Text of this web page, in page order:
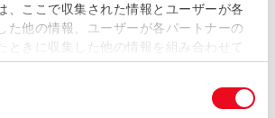
、ここで収集された情報とユーザーが各
た他の情報、ユーザーが各パートナーの
ときに収集した他の情報を組み合わせて
ます。当ウェブサイトの使用を続行する